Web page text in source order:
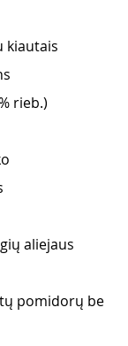
kiautais
rieb.)
aliejaus
pomidorų be